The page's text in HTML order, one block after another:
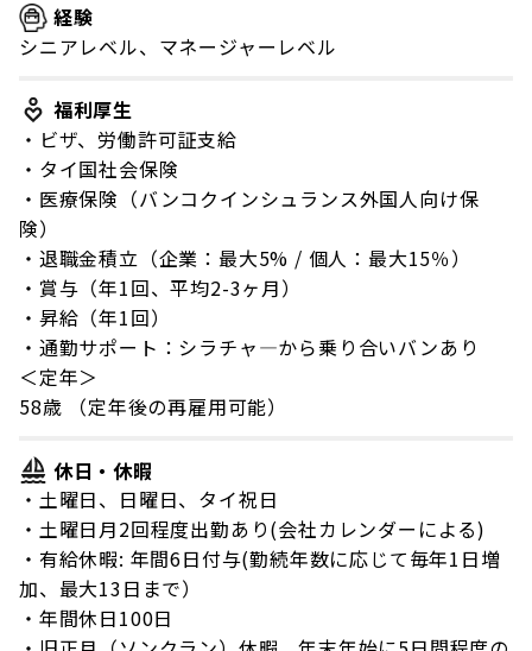
経験
シニアレベル、マネージャーレベル
福利厚生
・ビザ、労働許可証支給
・タイ国社会保険
・医療保険（バンコクインシュランス外国人向け保
険）
・退職金積立（企業：最大5% / 個人：最大15％）
・賞与（年1回、平均2-3ヶ月）
・昇給（年1回）
・通勤サポート：シラチャ―から乗り合いバンあり
＜定年＞
58歳 （定年後の再雇用可能）
休日・休暇
・土曜日、日曜日、タイ祝日
・土曜日月2回程度出勤あり(会社カレンダーによる)
・有給休暇: 年間6日付与(勤続年数に応じて毎年1日増
加、最大13日まで）
・年間休日100日